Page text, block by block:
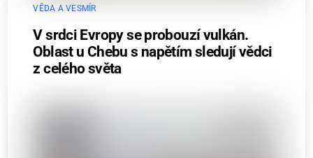
VĚDA A VESMÍR
V srdci Evropy se probouzí vulkán.
Oblast u Chebu s napětím sledují vědci
z celého světa